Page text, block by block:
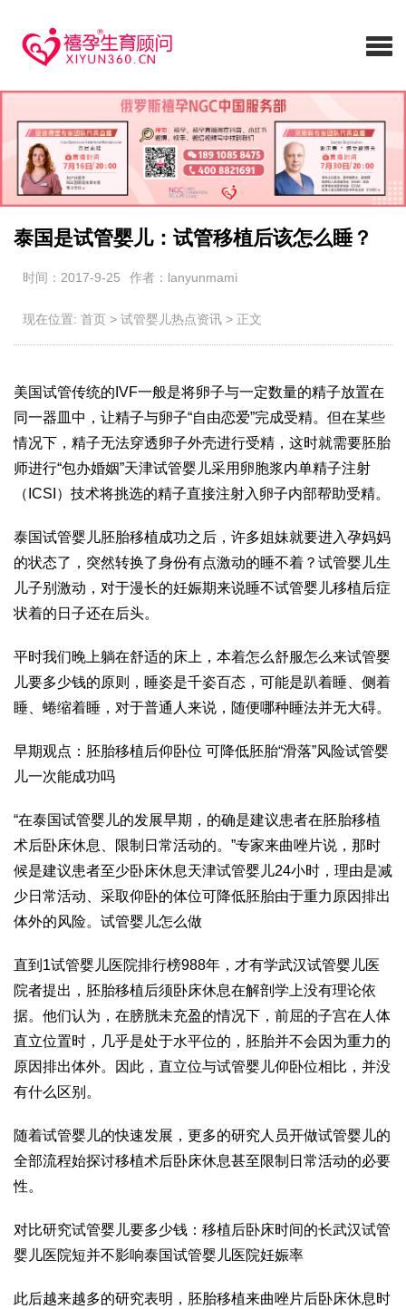
泰国是试管婴儿：试管移植后该怎么睡？
时间：2017-9-25 作者：lanyunmami
现在位置: 首页 > 试管婴儿热点资讯 > 正文
美国试管传统的IVF一般是将卵子与一定数量的精子放置在
同一器皿中，让精子与卵子“自由恋爱”完成受精。但在某些
情况下，精子无法穿透卵子外壳进行受精，这时就需要胚胎
师进行“包办婚姻”天津试管婴儿采用卵胞浆内单精子注射
（ICSI）技术将挑选的精子直接注射入卵子内部帮助受精。
泰国试管婴儿胚胎移植成功之后，许多姐妹就要进入孕妈妈
的状态了，突然转换了身份有点激动的睡不着？ 试管婴儿生
儿子别激动，对于漫长的妊娠期来说睡不试管婴儿移植后症
状着的日子还在后头。
平时我们晚上躺在舒适的床上，本着怎么舒服怎么来试管婴
儿要多少钱的原则，睡姿是千姿百态，可能是趴着睡、侧着
睡、蜷缩着睡，对于普通人来说，随便哪种睡法并无大碍。
早期观点：胚胎移植后仰卧位 可降低胚胎“滑落”风险试管婴
儿一次能成功吗
“在泰国试管婴儿的发展早期，的确是建议患者在胚胎移植
术后卧床休息、限制日常活动的。”专家来曲唑片说，那时
候是建议患者至少卧床休息天津试管婴儿24小时，理由是减
少日常活动、采取仰卧的体位可降低胚胎由于重力原因排出
体外的风险。 试管婴儿怎么做
直到1试管婴儿医院排行榜988年，才有学武汉试管婴儿医
院者提出，胚胎移植后须卧床休息在解剖学上没有理论依
据。他们认为，在膀胱未充盈的情况下，前屈的子宫在人体
直立位置时，几乎是处于水平位的，胚胎并不会因为重力的
原因排出体外。因此，直立位与试管婴儿仰卧位相比，并没
有什么区别。
随着试管婴儿的快速发展，更多的研究人员开做试管婴儿的
全部流程始探讨移植术后卧床休息甚至限制日常活动的必要
性。
对比研究试管婴儿要多少钱 ：移植后卧床时间的长武汉试管
婴儿医院短并不影响泰国试管婴儿医院妊娠率
此后越来越多的研究表明，胚胎移植来曲唑片后卧床休息时